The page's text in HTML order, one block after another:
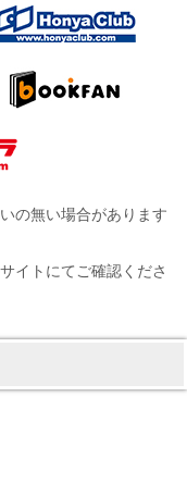
の無い場合があります
イトにてご確認くださ